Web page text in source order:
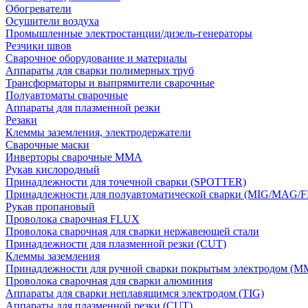
Обогреватели
Осушители воздуха
Промышленные электростанции/дизель-генераторы
Резчики швов
Сварочное оборудование и материалы
Аппараты для сварки полимерных труб
Трансформаторы и выпрямители сварочные
Полуавтоматы сварочные
Аппараты для плазменной резки
Резаки
Клеммы заземления, электродержатели
Сварочные маски
Инверторы сварочные ММА
Рукав кислородный
Принадлежности для точечной сварки (SPOTTER)
Принадлежности для полуавтоматической сварки (MIG/MAG/
Рукав пропановый
Проволока сварочная FLUX
Проволока сварочная для сварки нержавеющей стали
Принадлежности для плазменной резки (CUT)
Клеммы заземления
Принадлежности для ручной сварки покрытым электродом
Проволока сварочная для сварки алюминия
Аппараты для сварки неплавящимся электродом (TIG)
Аппараты для плазменной резки (CUT)